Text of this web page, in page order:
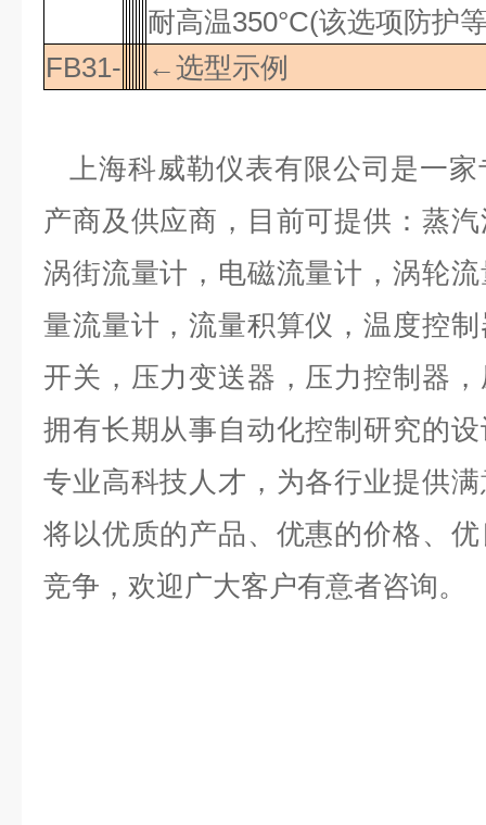
耐高温350°C(该选项防护
FB31-
←选型示例
上海科威勒仪表有限公司是一
产商及供应商，目前可提供：蒸
涡街流量计，电磁流量计，涡轮
量流量计，流量积算仪，温度控
开关，压力变送器，压力控制器
拥有长期从事自动化控制研究的
专业高科技人才，为各行业提供
将以优质的产品、优惠的价格、
竞争，欢迎广大客户有意者咨询。